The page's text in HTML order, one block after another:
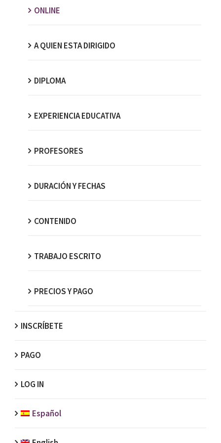
ONLINE
A QUIEN ESTA DIRIGIDO
DIPLOMA
EXPERIENCIA EDUCATIVA
PROFESORES
DURACIÓN Y FECHAS
CONTENIDO
TRABAJO ESCRITO
PRECIOS Y PAGO
INSCRÍBETE
PAGO
LOG IN
Español